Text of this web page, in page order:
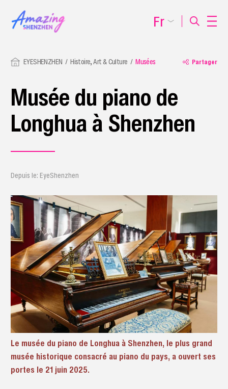
EYESHENZHEN Histoire, Art & Culture Musées Partager
Musée du piano de
Longhua à Shenzhen
Depuis le: EyeShenzhen
Le musée du piano de Longhua à Shenzhen, le plus grand
musée historique consacré au piano du pays, a ouvert ses
portes le 21 juin 2025.
Fr